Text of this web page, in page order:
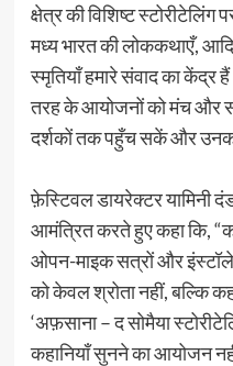
क्षेत्र की विशिष्ट
मध्य भारत की लोककथाएँ,
स्मृतियाँ हमारे संवाद का केंद्र
तरह के आयोजनों को मंच और
दर्शकों तक पहुँच सकें और
फ़ेस्टिवल डायरेक्टर यामिनी
आमंत्रित करते हुए कहा कि,
ओपन-माइक सत्रों और
को केवल श्रोता नहीं, बल्कि
‘अफ़साना – द सोमैया
कहानियाँ सुनने का आयोजन